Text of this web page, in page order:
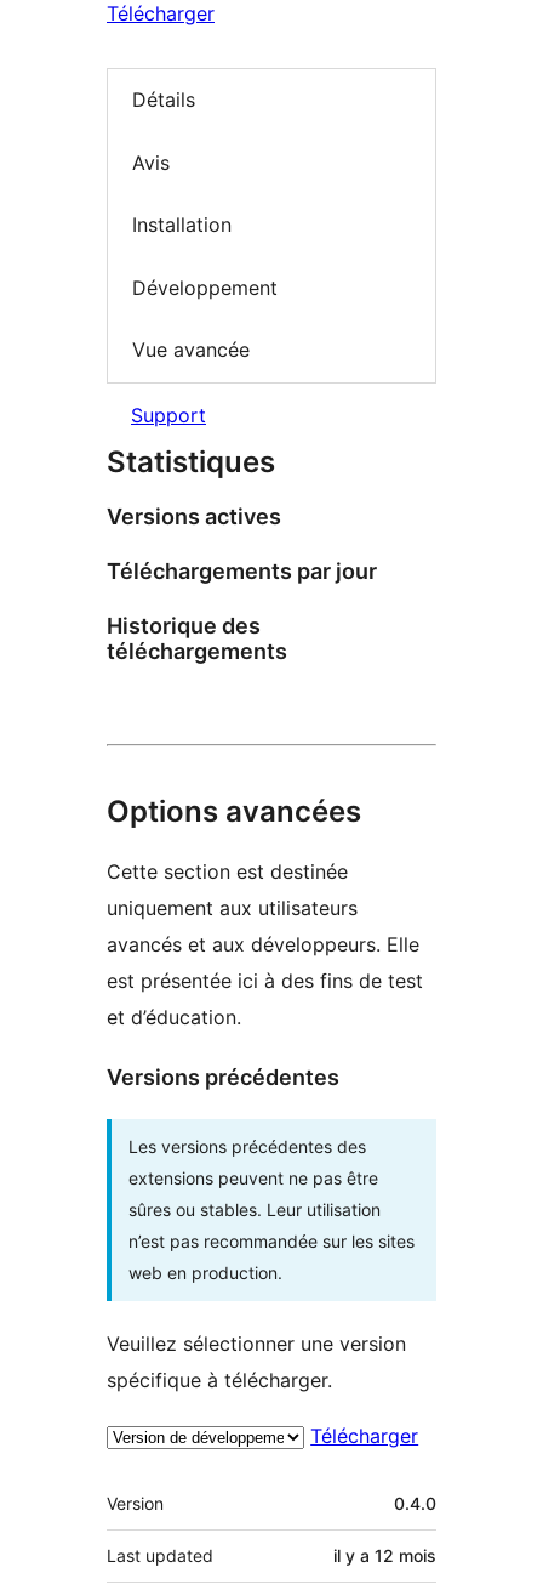
Télécharger
Détails
Avis
Installation
Développement
Vue avancée
Support
Statistiques
Versions actives
Téléchargements par jour
Historique des
téléchargements
Options avancées
Cette section est destinée
uniquement aux utilisateurs
avancés et aux développeurs. Elle
est présentée ici à des fins de test
et d’éducation.
Versions précédentes
Les versions précédentes des
extensions peuvent ne pas être
sûres ou stables. Leur utilisation
n’est pas recommandée sur les sites
web en production.
Veuillez sélectionner une version
spécifique à télécharger.
Télécharger
Méta
Version 0.4.0
Last updated il y a 12 mois